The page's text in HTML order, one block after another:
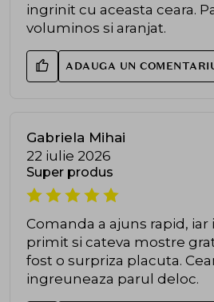
ingrinit cu aceasta ceara.
voluminos si aranjat.
ADAUGA UN
Gabriela Mihai
22 iulie 2026
Super produs
Comanda a ajuns rapid, iar
primit si cateva mostre
fost o surpriza placuta.
ingreuneaza parul deloc.